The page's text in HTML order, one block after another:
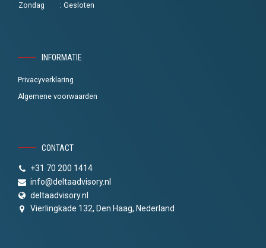
Zondag
: Gesloten
INFORMATIE
Privacyverklaring
Algemene voorwaarden
CONTACT
+31 70 200 1414
info@deltaadvisory.nl
deltaadvisory.nl
Vierlingkade 132, Den Haag, Nederland